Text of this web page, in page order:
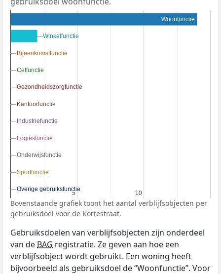
5
5 10
10
Woonfunctie
Winkelfunctie
Winkelfunctie
Bijeenkomstfunctie
Bijeenkomstfunctie
Celfunctie
Celfunctie
Gezondheidszorgfunctie
Gezondheidszorgfunctie
Kantoorfunctie
Kantoorfunctie
Industriefunctie
Industriefunctie
Logiesfunctie
Logiesfunctie
Onderwijsfunctie
Onderwijsfunctie
Sportfunctie
Sportfunctie
Overige gebruiksfunctie
Overige gebruiksfunctie
Bovenstaande grafiek toont het aantal verblijfsobjecten per
gebruiksdoel voor de Kortestraat.
Gebruiksdoelen van verblijfsobjecten zijn onderdeel
van de BAG registratie. Ze geven aan hoe een
verblijfsobject wordt gebruikt. Een woning heeft
bijvoorbeeld als gebruiksdoel de “Woonfunctie”. Voor